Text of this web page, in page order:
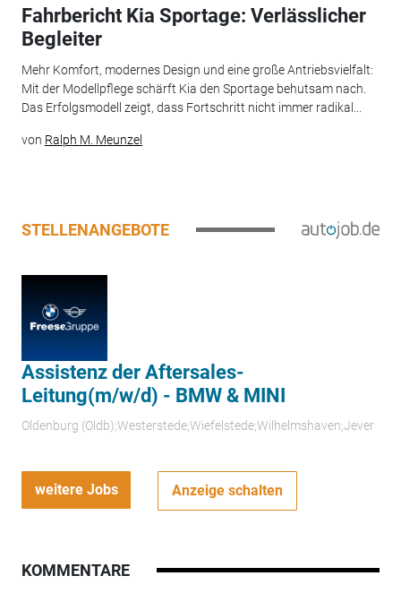
Fahrbericht Kia Sportage: Verlässlicher
Begleiter
Mehr Komfort, modernes Design und eine große Antriebsvielfalt:
Mit der Modellpflege schärft Kia den Sportage behutsam nach.
Das Erfolgsmodell zeigt, dass Fortschritt nicht immer radikal...
von Ralph M. Meunzel
STELLENANGEBOTE
Assistenz der Aftersales-
Leitung(m/w/d) - BMW & MINI
Oldenburg (Oldb);Westerstede;Wiefelstede;Wilhelmshaven;Jever
weitere Jobs Anzeige schalten
KOMMENTARE